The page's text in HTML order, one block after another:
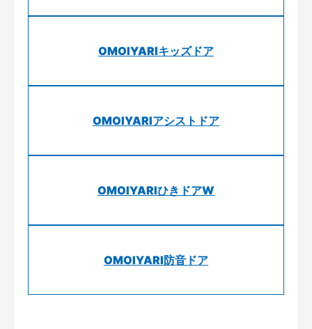
OMOIYARIキッズドア
OMOIYARIアシストドア
OMOIYARIひきドアW
OMOIYARI防音ドア